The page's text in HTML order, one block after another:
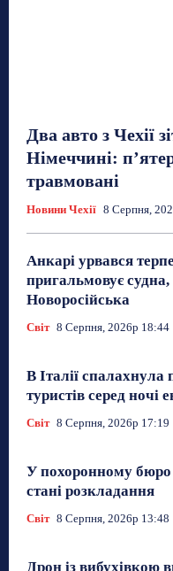
Два авто з Чехії
Німеччині:
травмовані
Новини Чехії 8 Серпня,
Анкарі урвався
пригальмовує
Новоросійська
Світ 8 Серпня, 2026р 18:44
В Італії спалахнула
туристів серед ночі
Світ 8 Серпня, 2026р 17:19
У похоронному
стані розкладання
Світ 8 Серпня, 2026р 13:48
Дрон із вибухівкою